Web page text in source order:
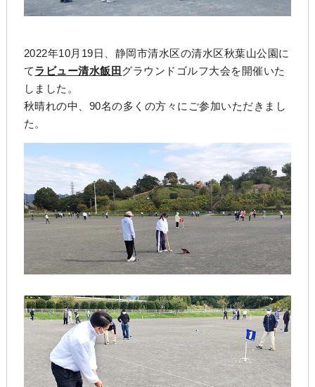
2022年10月19日、静岡市清水区の清水区秋葉山公園に
てラビュー清水飯田 グラウンドゴルフ大会を開催いた
しました。
秋晴れの中、90名の多くの方々にご参加いただきまし
た。